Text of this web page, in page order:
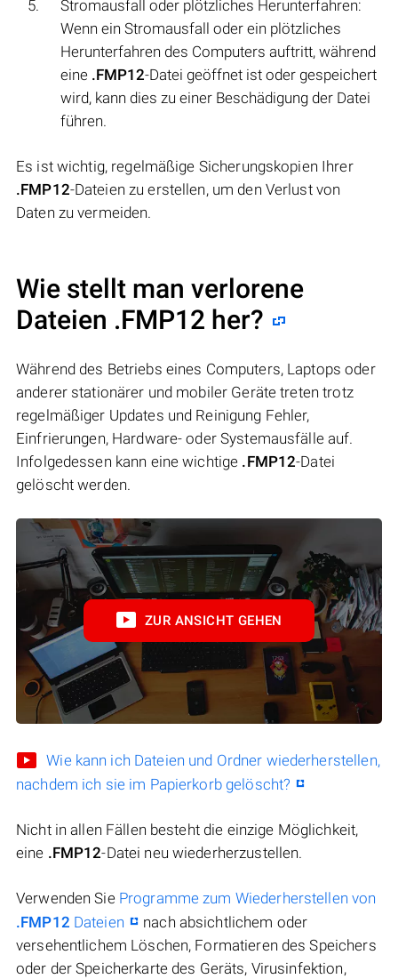
Stromausfall oder plötzliches Herunterfahren:
Wenn ein Stromausfall oder ein plötzliches
Herunterfahren des Computers auftritt, während
eine .FMP12-Datei geöffnet ist oder gespeichert
wird, kann dies zu einer Beschädigung der Datei
führen.
Es ist wichtig, regelmäßige Sicherungskopien Ihrer
.FMP12-Dateien zu erstellen, um den Verlust von
Daten zu vermeiden.
Wie stellt man verlorene
Dateien .FMP12 her?
Während des Betriebs eines Computers, Laptops oder
anderer stationärer und mobiler Geräte treten trotz
regelmäßiger Updates und Reinigung Fehler,
Einfrierungen, Hardware- oder Systemausfälle auf.
Infolgedessen kann eine wichtige .FMP12-Datei
gelöscht werden.
ZUR ANSICHT GEHEN
Wie kann ich Dateien und Ordner wiederherstellen,
nachdem ich sie im Papierkorb gelöscht?
Nicht in allen Fällen besteht die einzige Möglichkeit,
eine .FMP12-Datei neu wiederherzustellen.
Verwenden Sie Programme zum Wiederherstellen von
.FMP12 Dateien
nach absichtlichem oder
versehentlichem Löschen, Formatieren des Speichers
oder der Speicherkarte des Geräts, Virusinfektion,